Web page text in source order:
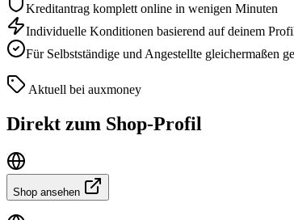
Kreditantrag komplett online in wenigen Minuten
Individuelle Konditionen basierend auf deinem
Für Selbstständige und Angestellte gleichermaßen
Aktuell bei auxmoney
Direkt zum Shop-Profil
Shop ansehen